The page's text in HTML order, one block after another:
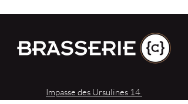
Impasse des Ursulines 14